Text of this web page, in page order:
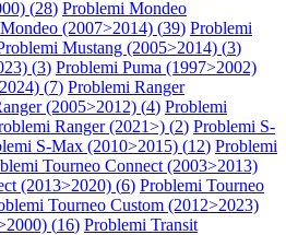
(28) Problemi Mondeo
(2007>2014) (39) Problemi
Mustang (2005>2014) (3)
(3) Problemi Puma (1997>2002)
(7) Problemi Ranger
(2005>2012) (4) Problemi
Ranger (2021>) (2) Problemi S-
S-Max (2010>2015) (12) Problemi
Tourneo Connect (2003>2013)
(2013>2020) (6) Problemi Tourneo
Tourneo Custom (2012>2023)
(16) Problemi Transit